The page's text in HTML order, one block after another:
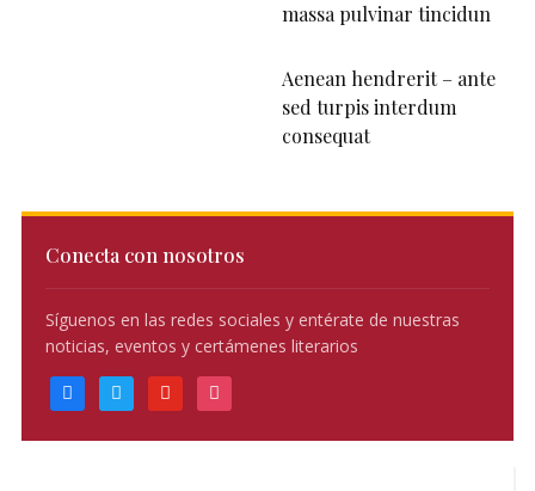
Conecta con nosotros
Síguenos en las redes sociales y entérate de nuestras
noticias, eventos y certámenes literarios
facebooktwitter youtube instagram
massa pulvinar tincidun
Aenean hendrerit – ante
sed turpis interdum
consequat